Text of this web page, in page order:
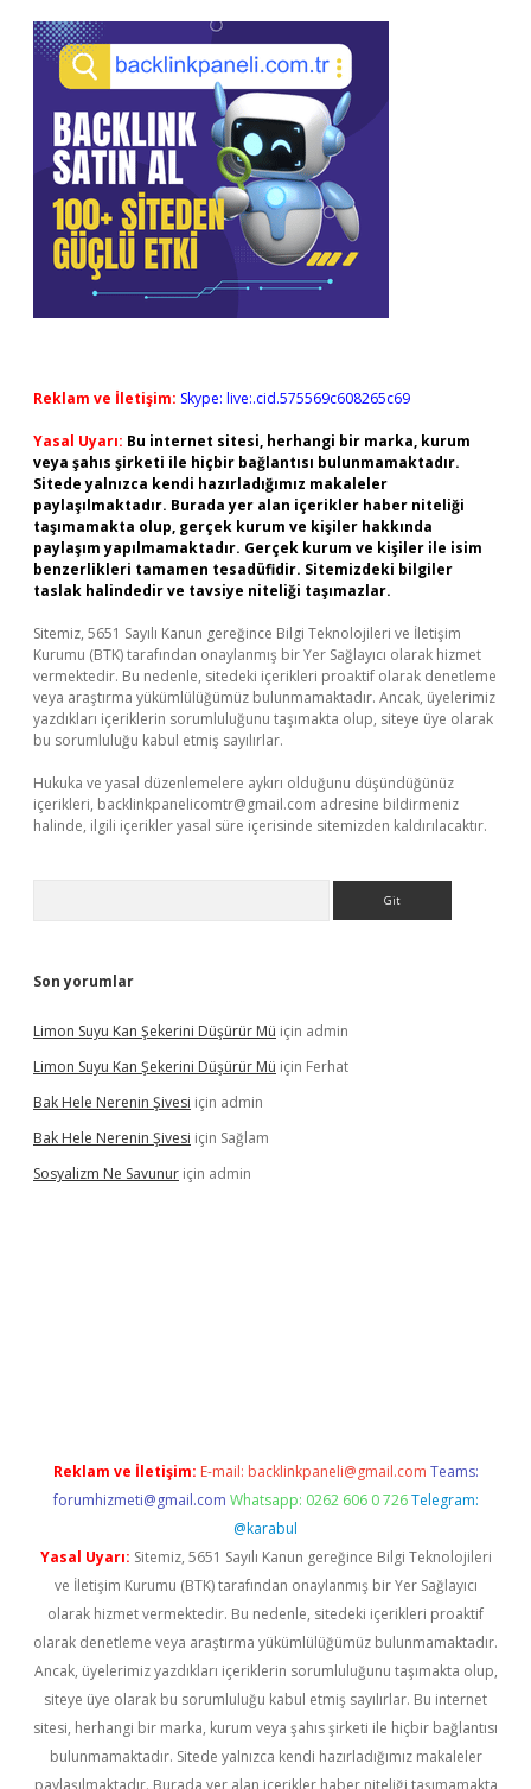
Reklam ve İletişim: Skype: live:.cid.575569c608265c69
Yasal Uyarı: Bu internet sitesi, herhangi bir marka, kurum
veya şahıs şirketi ile hiçbir bağlantısı bulunmamaktadır.
Sitede yalnızca kendi hazırladığımız makaleler
paylaşılmaktadır. Burada yer alan içerikler haber niteliği
taşımamakta olup, gerçek kurum ve kişiler hakkında
paylaşım yapılmamaktadır. Gerçek kurum ve kişiler ile isim
benzerlikleri tamamen tesadüfidir. Sitemizdeki bilgiler
taslak halindedir ve tavsiye niteliği taşımazlar.
Sitemiz, 5651 Sayılı Kanun gereğince Bilgi Teknolojileri ve İletişim
Kurumu (BTK) tarafından onaylanmış bir Yer Sağlayıcı olarak hizmet
vermektedir. Bu nedenle, sitedeki içerikleri proaktif olarak denetleme
veya araştırma yükümlülüğümüz bulunmamaktadır. Ancak, üyelerimiz
yazdıkları içeriklerin sorumluluğunu taşımakta olup, siteye üye olarak
bu sorumluluğu kabul etmiş sayılırlar.
Hukuka ve yasal düzenlemelere aykırı olduğunu düşündüğünüz
içerikleri, backlinkpanelicomtr@gmail.com adresine bildirmeniz
halinde, ilgili içerikler yasal süre içerisinde sitemizden kaldırılacaktır.
Son yorumlar
Limon Suyu Kan Şekerini Düşürür Mü için admin
Limon Suyu Kan Şekerini Düşürür Mü için Ferhat
Bak Hele Nerenin Şivesi için admin
Bak Hele Nerenin Şivesi için Sağlam
Sosyalizm Ne Savunur için admin
Reklam ve İletişim: E-mail: backlinkpaneli@gmail.com Teams:
forumhizmeti@gmail.com Whatsapp: 0262 606 0 726 Telegram:
@karabul
Yasal Uyarı: Sitemiz, 5651 Sayılı Kanun gereğince Bilgi Teknolojileri
ve İletişim Kurumu (BTK) tarafından onaylanmış bir Yer Sağlayıcı
olarak hizmet vermektedir. Bu nedenle, sitedeki içerikleri proaktif
olarak denetleme veya araştırma yükümlülüğümüz bulunmamaktadır.
Ancak, üyelerimiz yazdıkları içeriklerin sorumluluğunu taşımakta olup,
siteye üye olarak bu sorumluluğu kabul etmiş sayılırlar. Bu internet
sitesi, herhangi bir marka, kurum veya şahıs şirketi ile hiçbir bağlantısı
bulunmamaktadır. Sitede yalnızca kendi hazırladığımız makaleler
paylaşılmaktadır. Burada yer alan içerikler haber niteliği taşımamakta